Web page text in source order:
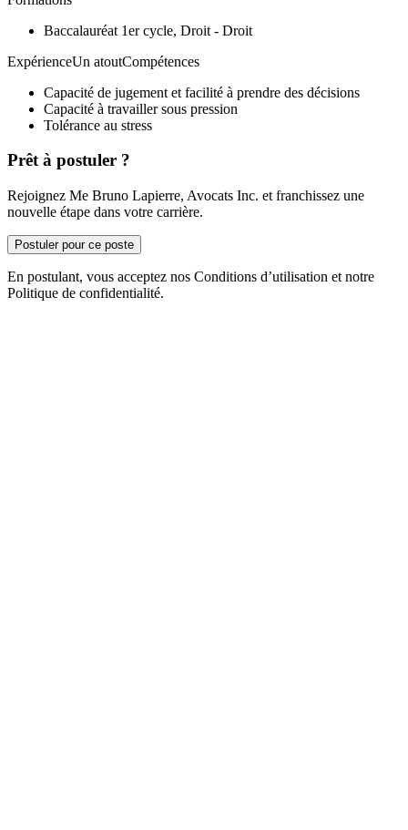
Baccalauréat 1er cycle, Droit - Droit
ExpérienceUn atoutCompétences
Capacité de jugement et facilité à prendre des décisions
Capacité à travailler sous pression
Tolérance au stress
Prêt à postuler ?
Rejoignez Me Bruno Lapierre, Avocats Inc. et franchissez une
nouvelle étape dans votre carrière.
Postuler pour ce poste
En postulant, vous acceptez nos Conditions d’utilisation et notre
Politique de confidentialité.